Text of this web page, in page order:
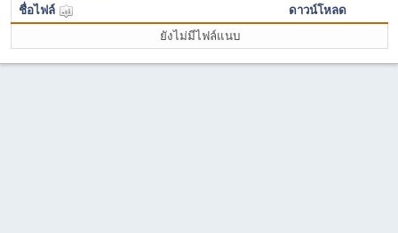
ชื่อไฟล์
ดาวน์โหลด
ยังไม่มีไฟล์แนบ